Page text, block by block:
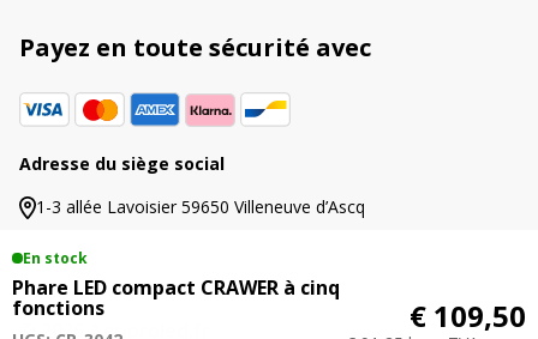
En stock
Phare LED compact CRAWER à cinq
fonctions € 109,50
Payez en toute sécurité avec
Adresse du siège social
1-3 allée Lavoisier 59650 Villeneuve d’Ascq
© 2026 Agriproled.fr